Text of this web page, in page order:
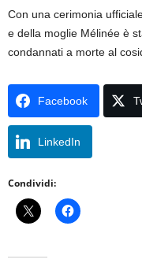
Con una cerimonia
e della moglie Mélinée è
condannati a morte al
Facebook
LinkedIn
Condividi: